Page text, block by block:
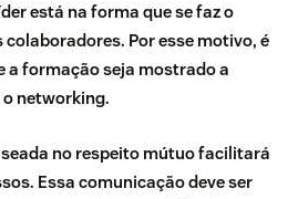
está na forma que se faz o
Por esse motivo, é
a formação seja mostrado a
o networking.
no respeito mútuo facilitará
. Essa comunicação deve ser